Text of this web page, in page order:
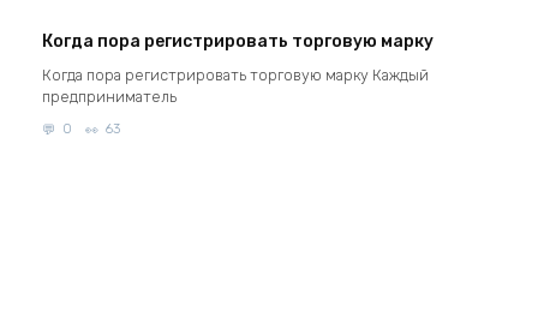
Когда пора регистрировать торговую марку
Когда пора регистрировать торговую марку Каждый
предприниматель
0 63